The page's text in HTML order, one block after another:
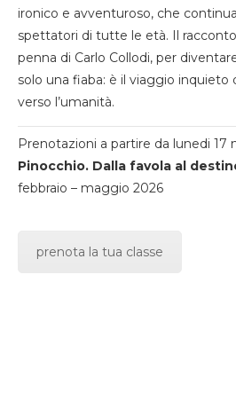
ironico e avventuroso, che
spettatori di tutte le età. Il racconto
penna di Carlo Collodi, per
solo una fiaba: è il viaggio inquieto
verso l’umanità.
Prenotazioni a partire da lunedi 17
Pinocchio. Dalla favola al
febbraio – maggio 2026
prenota la tua classe